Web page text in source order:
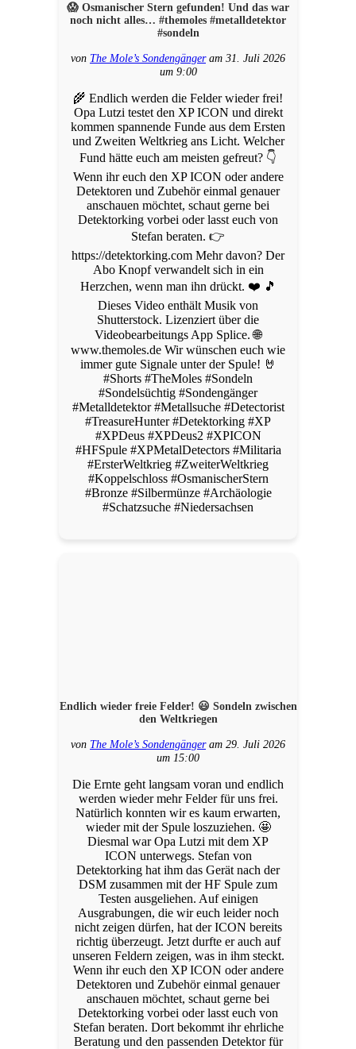
😱 Osmanischer Stern gefunden! Und das war
noch nicht alles… #themoles #metalldetektor
#sondeln
von The Mole’s Sondengängeram 31. Juli 2026
um 9:00
🌾 Endlich werden die Felder wieder frei!
Opa Lutzi testet den XP ICON und direkt
kommen spannende Funde aus dem Ersten
und Zweiten Weltkrieg ans Licht. Welcher
Fund hätte euch am meisten gefreut? 👇
Wenn ihr euch den XP ICON oder andere
Detektoren und Zubehör einmal genauer
anschauen möchtet, schaut gerne bei
Detektorking vorbei oder lasst euch von
Stefan beraten. 👉
https://detektorking.com Mehr davon? Der
Abo Knopf verwandelt sich in ein
Herzchen, wenn man ihn drückt. ❤️ 🎵
Dieses Video enthält Musik von
Shutterstock. Lizenziert über die
Videobearbeitungs App Splice. 🌐
www.themoles.de Wir wünschen euch wie
immer gute Signale unter der Spule! 🤘
#Shorts #TheMoles #Sondeln
#Sondelsüchtig #Sondengänger
#Metalldetektor #Metallsuche #Detectorist
#TreasureHunter #Detektorking #XP
#XPDeus #XPDeus2 #XPICON
#HFSpule #XPMetalDetectors #Militaria
#ErsterWeltkrieg #ZweiterWeltkrieg
#Koppelschloss #OsmanischerStern
#Bronze #Silbermünze #Archäologie
#Schatzsuche #Niedersachsen
Endlich wieder freie Felder! 😃 Sondeln zwischen
den Weltkriegen
von The Mole’s Sondengängeram 29. Juli 2026
um 15:00
Die Ernte geht langsam voran und endlich
werden wieder mehr Felder für uns frei.
Natürlich konnten wir es kaum erwarten,
wieder mit der Spule loszuziehen. 🤩
Diesmal war Opa Lutzi mit dem XP
ICON unterwegs. Stefan von
Detektorking hat ihm das Gerät nach der
DSM zusammen mit der HF Spule zum
Testen ausgeliehen. Auf einigen
Ausgrabungen, die wir euch leider noch
nicht zeigen dürfen, hat der ICON bereits
richtig überzeugt. Jetzt durfte er auch auf
unseren Feldern zeigen, was in ihm steckt.
Wenn ihr euch den XP ICON oder andere
Detektoren und Zubehör einmal genauer
anschauen möchtet, schaut gerne bei
Detektorking vorbei oder lasst euch von
Stefan beraten. Dort bekommt ihr ehrliche
Beratung und den passenden Detektor für